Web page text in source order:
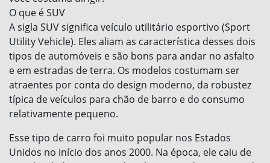
O que é SUV
A sigla SUV significa veículo utilitário esportivo (Sport
Utility Vehicle). Eles aliam as característica desses dois
tipos de automóveis e são bons para andar no asfalto
e em estradas de terra. Os modelos costumam ser
atraentes por conta do design moderno, da robustez
típica de veículos para chão de barro e do consumo
relativamente pequeno.
Esse tipo de carro foi muito popular nos Estados
Unidos no início dos anos 2000. Na época, ele caiu de